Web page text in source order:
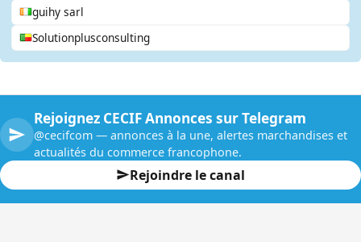
guihy sarl
Solutionplusconsulting
Rejoignez CECIF Annonces sur Telegram
@cecifcom — annonces à la une, alertes marchandises et
actualités du commerce francophone.
Rejoindre le canal